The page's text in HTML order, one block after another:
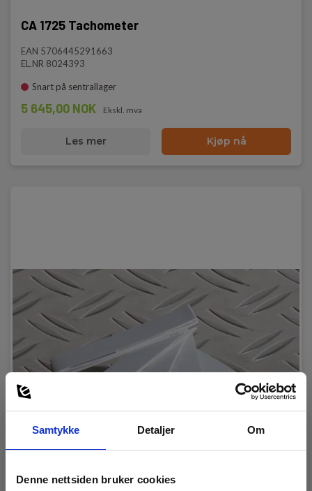
Samtykke Detaljer Om
Denne nettsiden bruker cookies
CA 1725 Tachometer
EAN 5706445291663
EL.NR 8024393
Snart på sentrallager
5 645,00 NOK Ekskl. mva
Les mer Kjøp nå